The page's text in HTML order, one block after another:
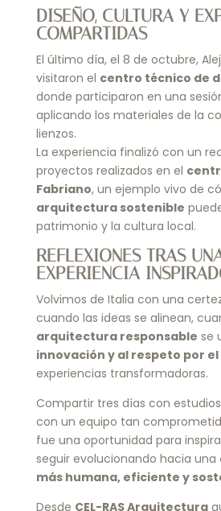
DISEÑO, CULTURA Y
COMPARTIDAS
El último día, el 8 de octubre,
visitaron el centro técnico de
donde participaron en una
aplicando los materiales de la
lienzos.
La experiencia finalizó con un
proyectos realizados en el
Fabriano, un ejemplo vivo de
arquitectura sostenible
patrimonio y la cultura local.
REFLEXIONES TRAS
EXPERIENCIA
Volvimos de Italia con una
cuando las ideas se alinean,
arquitectura responsable se
innovación y al respeto por
experiencias transformadoras.
Compartir tres días con
con un equipo tan
fue una oportunidad para
seguir evolucionando hacia una
más humana, eficiente y
Desde CEL-RAS Arquitectura